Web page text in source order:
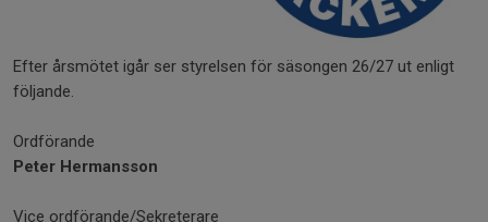
Efter årsmötet igår ser styrelsen för säsongen 26/27 ut enligt
följande.
Ordförande
Peter Hermansson
Vice ordförande/Sekreterare